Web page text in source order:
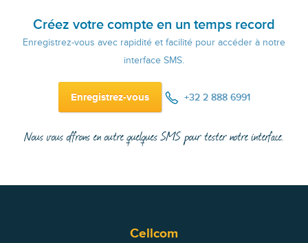
Créez votre compte en un temps record
Enregistrez-vous avec rapidité et facilité pour accéder à notre
interface SMS.
Enregistrez-vous +32 2 888 6991
Nous vous offrons en outre quelques SMS pour tester notre interface.
Cellcom